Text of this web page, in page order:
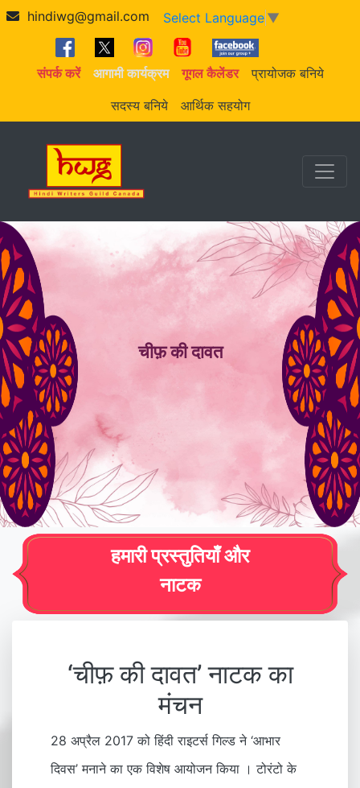
hindiwg@gmail.com Select Language ▼
संपर्क करें आगामी कार्यक्रम गूगल कैलेंडर
प्रायोजक बनिये
सदस्य बनिये
आर्थिक सहयोग
चीफ़ की दावत
हमारी प्रस्तुतियाँ और
नाटक
‘चीफ़ की दावत’ नाटक का
मंचन
28 अप्रैल 2017 को हिंदी राइटर्स गिल्ड ने ‘आभार
दिवस’ मनाने का एक विशेष आयोजन किया । टोरंटो के